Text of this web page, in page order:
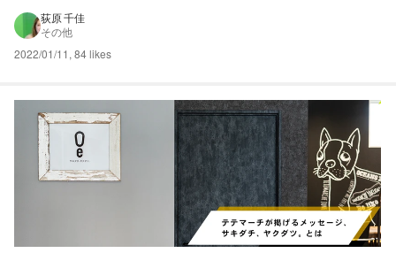
「サキダチ、ヤクダツ。」を体現し続けるため、テテマーチでは行動
指針として大切にしてきた「5バリュー」に、新バリューとなる『ラプ
る...
荻原 千佳
その他
2022/01/11 , 84 likes